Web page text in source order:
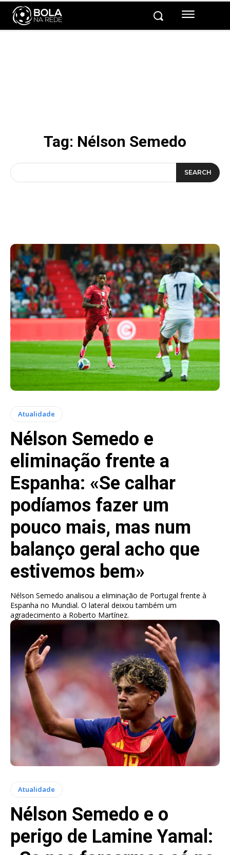
Tag: Nélson Semedo
SEARCH
Atualidade
Nélson Semedo e
eliminação frente a
Espanha: «Se calhar
podíamos fazer um
pouco mais, mas num
balanço geral acho que
estivemos bem»
Nélson Semedo analisou a eliminação de Portugal frente à
Espanha no Mundial. O lateral deixou também um
agradecimento a Roberto Martínez.
Atualidade
Nélson Semedo e o
perigo de Lamine Yamal: